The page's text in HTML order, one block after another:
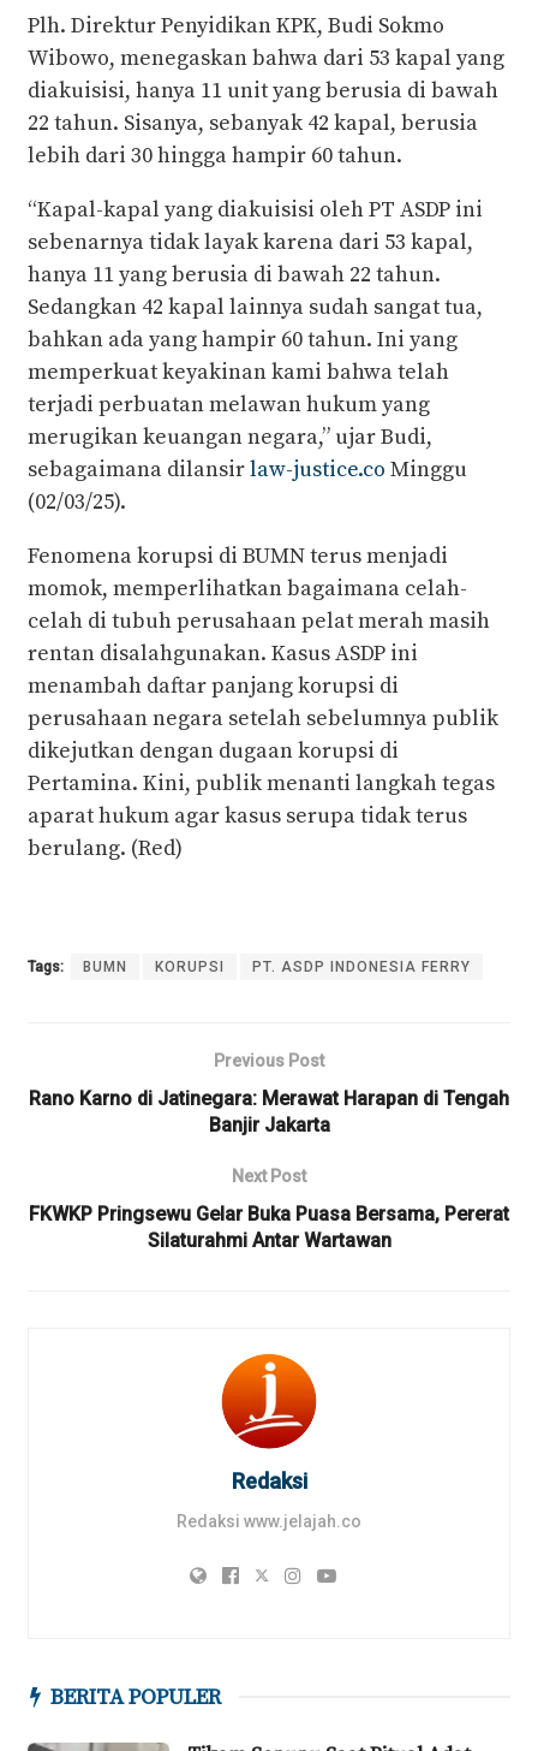
Plh. Direktur Penyidikan KPK, Budi Sokmo
Wibowo, menegaskan bahwa dari 53 kapal yang
diakuisisi, hanya 11 unit yang berusia di bawah
22 tahun. Sisanya, sebanyak 42 kapal, berusia
lebih dari 30 hingga hampir 60 tahun.
“Kapal-kapal yang diakuisisi oleh PT ASDP ini
sebenarnya tidak layak karena dari 53 kapal,
hanya 11 yang berusia di bawah 22 tahun.
Sedangkan 42 kapal lainnya sudah sangat tua,
bahkan ada yang hampir 60 tahun. Ini yang
memperkuat keyakinan kami bahwa telah
terjadi perbuatan melawan hukum yang
merugikan keuangan negara,” ujar Budi,
sebagaimana dilansirlaw-justice.co Minggu
(02/03/25).
Fenomena korupsi di BUMN terus menjadi
momok, memperlihatkan bagaimana celah-
celah di tubuh perusahaan pelat merah masih
rentan disalahgunakan. Kasus ASDP ini
menambah daftar panjang korupsi di
perusahaan negara setelah sebelumnya publik
dikejutkan dengan dugaan korupsi di
Pertamina. Kini, publik menanti langkah tegas
aparat hukum agar kasus serupa tidak terus
berulang. (Red)
Tags: BUMN KORUPSI PT. ASDP INDONESIA FERRY
Previous Post
Rano Karno di Jatinegara: Merawat Harapan di Tengah
Banjir Jakarta
Next Post
FKWKP Pringsewu Gelar Buka Puasa Bersama, Pererat
Silaturahmi Antar Wartawan
Redaksi
Redaksi www.jelajah.co
BERITA POPULER